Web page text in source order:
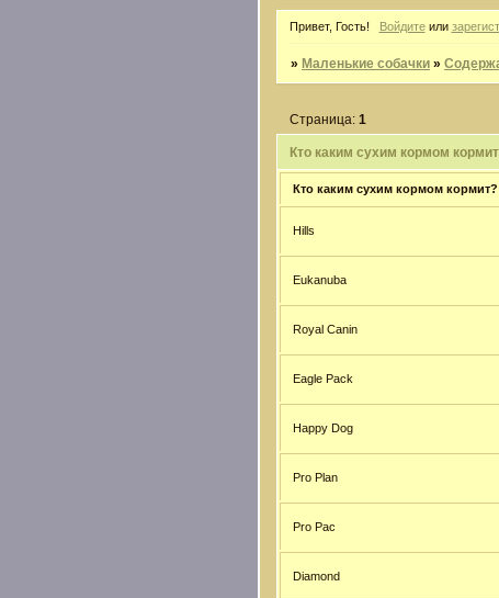
Привет, Гость! Войдитеили
» Маленькие собачки »
Кто каким сухим кормом
Страница:1
Кто каким сухим кормом кормит?
Hills
Eukanuba
Royal Canin
Eagle Pack
Happy Dog
Pro Plan
Pro Pac
Diamond